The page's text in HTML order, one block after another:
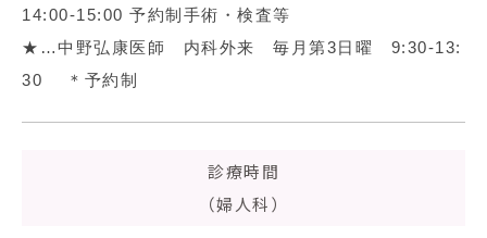
14:00-15:00 予約制手術・検査等
★…中野弘康医師 内科外来 毎月第3日曜 9:30-13:
30 ＊予約制
診療時間
（婦人科）